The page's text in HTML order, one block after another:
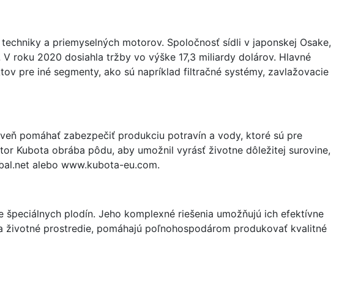
a priemyselných motorov. Spoločnosť sídli v japonskej Osake,
roku 2020 dosiahla tržby vo výške 17,3 miliardy dolárov. Hlavné
pre iné segmenty, ako sú napríklad filtračné systémy, zavlažovacie
pomáhať zabezpečiť produkciu potravín a vody, ktoré sú pre
Kubota obrába pôdu, aby umožnil vyrásť životne dôležitej surovine,
alebo www.kubota-eu.com.
plodín. Jeho komplexné riešenia umožňujú ich efektívne
prostredie, pomáhajú poľnohospodárom produkovať kvalitné